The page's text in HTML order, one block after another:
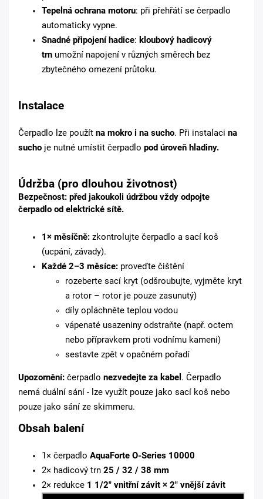
Tepelná ochrana motoru: při přehřátí se čerpadlo
automaticky vypne.
Snadné připojení hadice: kloubový hadicový
trn umožní napojení v různých směrech bez
zbytečného omezení průtoku.
Instalace
Čerpadlo lze použít na mokro i na sucho. Při instalaci na
sucho je nutné umístit čerpadlo pod úroveň hladiny.
Údržba (pro dlouhou životnost)
Bezpečnost: před jakoukoli údržbou vždy odpojte
čerpadlo od elektrické sítě.
1× měsíčně: zkontrolujte čerpadlo a sací koš
(ucpání, závady).
Každé 2–3 měsíce: proveďte čištění
rozeberte sací kryt (odšroubujte, vyjměte kryt
a rotor – rotor je pouze zasunutý)
díly opláchněte teplou vodou
vápenaté usazeniny odstraňte (např. octem
nebo přípravkem proti vodnímu kameni)
sestavte zpět v opačném pořadí
Upozornění: čerpadlo nezvedejte za kabel . Čerpadlo
nemá duální sání - lze využít pouze jako sací koš nebo
pouze jako sání ze skimmeru.
Obsah balení
1× čerpadlo AquaForte O-Series 10000
2× hadicový trn 25 / 32 / 38 mm
2× redukce 1 1/2" vnitřní závit × 2" vnější závit